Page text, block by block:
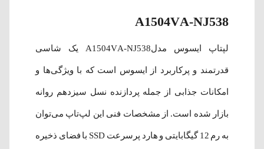
A1504VA-NJ538
لپتاپ ایسوس مدلA1504VA-NJ538 یک شاسی
قدرتمند و پرکاربرد از ایسوس است که با ویژگی‌ها و
امکانات جذابی از جمله پردازنده نسل سیزدهم روانه
بازار شده است. از مشخصات فنی این لپ‌تاپ می‌توان
به رم 12 گیگابایتی و هارد پرسرعت SSD با فضای ذخیره